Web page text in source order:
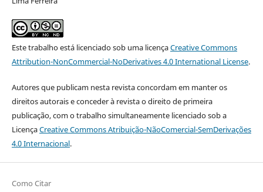
Este trabalho está licenciado sob uma licençaCreative Commons
Attribution-NonCommercial-NoDerivatives 4.0 International License.
Autores que publicam nesta revista concordam em manter os
direitos autorais e conceder à revista o direito de primeira
publicação, com o trabalho simultaneamente licenciado sob a
LicençaCreative Commons Atribuição-NãoComercial-SemDerivações
4.0 Internacional.
Como Citar